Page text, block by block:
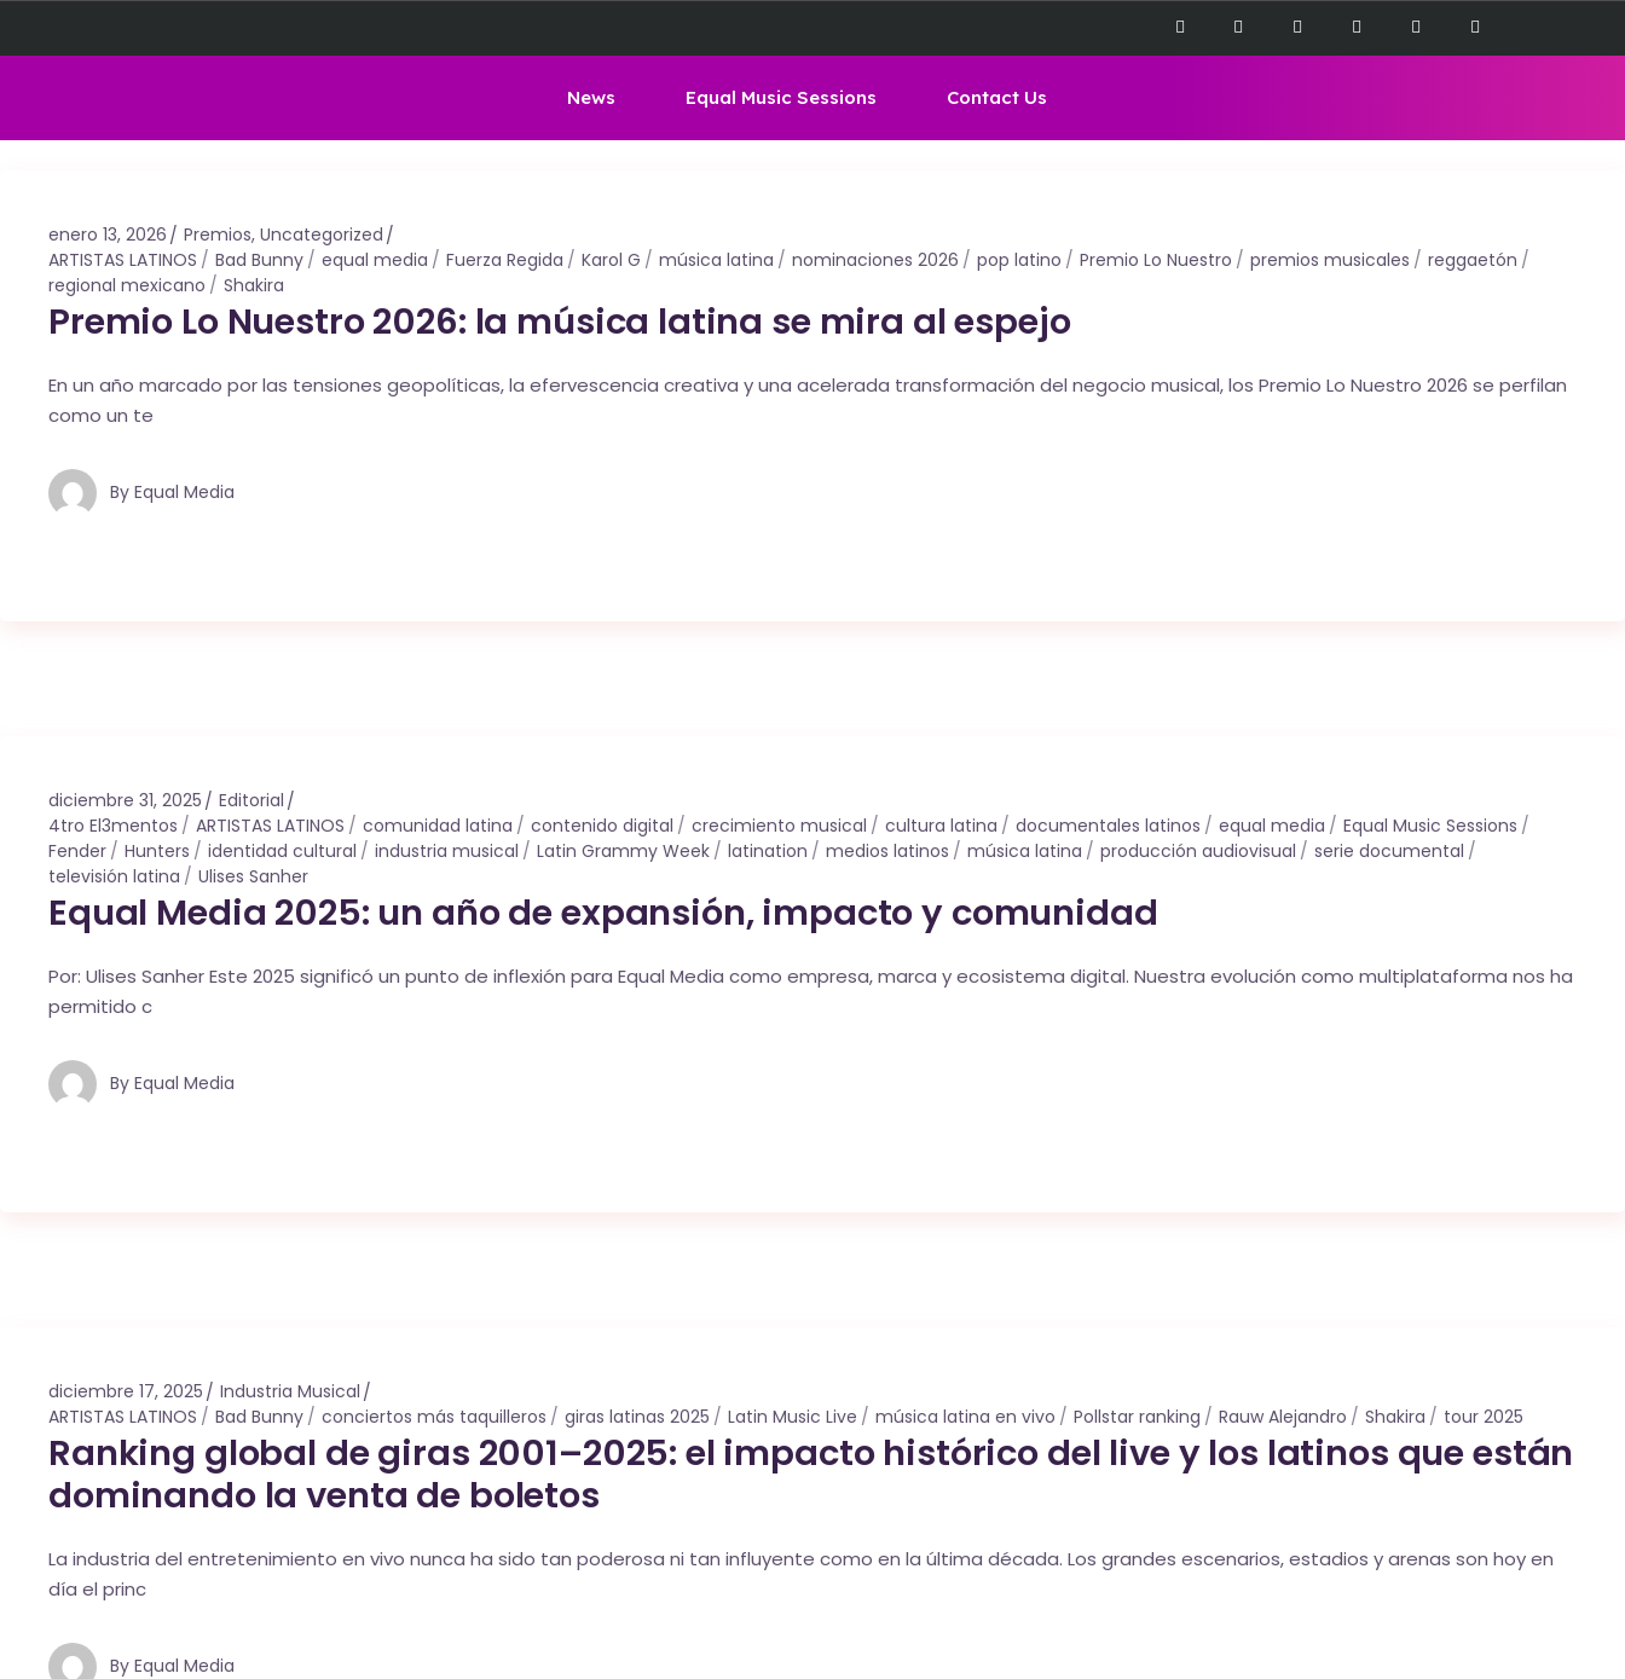
News Equal Music Sessions Contact Us
enero 13, 2026 Premios, Uncategorized
ARTISTAS LATINOS
Bad Bunny equal media Fuerza Regida Karol G música latina nominaciones 2026 pop latino Premio Lo Nuestro premios musicales
reggaetón
regional mexicano
Shakira
Premio Lo Nuestro 2026: la música latina se mira al espejo
En un año marcado por las tensiones geopolíticas, la efervescencia creativa y una acelerada transformación del negocio musical, los Premio Lo Nuestro 2026 se perfilan
como un te
By Equal Media
diciembre 31, 2025
Editorial
4tro El3mentos
ARTISTAS LATINOS comunidad latina contenido digital crecimiento musical cultura latina documentales latinos equal media
Equal Music Sessions
Fender
Hunters identidad cultural industria musical Latin Grammy Week latination medios latinos música latina producción audiovisual
serie documental
televisión latina
Ulises Sanher
Equal Media 2025: un año de expansión, impacto y comunidad
Por: Ulises Sanher Este 2025 significó un punto de inflexión para Equal Media como empresa, marca y ecosistema digital. Nuestra evolución como multiplataforma nos ha
permitido c
By Equal Media
diciembre 17, 2025
Industria Musical
ARTISTAS LATINOS
Bad Bunny conciertos más taquilleros giras latinas 2025 Latin Music Live música latina en vivo Pollstar ranking Rauw Alejandro Shakira tour 2025
Ranking global de giras 2001–2025: el impacto histórico del live y los latinos que están
dominando la venta de boletos
La industria del entretenimiento en vivo nunca ha sido tan poderosa ni tan influyente como en la última década. Los grandes escenarios, estadios y arenas son hoy en
día el princ
By Equal Media